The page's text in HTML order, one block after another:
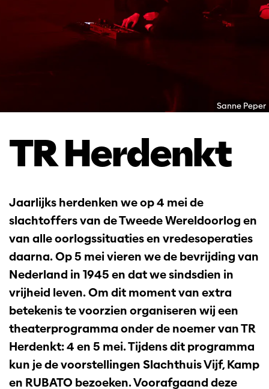
Sanne Peper
TR Herdenkt
Jaarlijks herdenken we op 4 mei de
slachtoffers van de Tweede Wereldoorlog en
van alle oorlogssituaties en vredesoperaties
daarna. Op 5 mei vieren we de bevrijding van
Nederland in 1945 en dat we sindsdien in
vrijheid leven. Om dit moment van extra
betekenis te voorzien organiseren wij een
theaterprogramma onder de noemer van TR
Herdenkt: 4 en 5 mei. Tijdens dit programma
kun je de voorstellingen Slachthuis Vijf, Kamp
en RUBATO bezoeken. Voorafgaand deze